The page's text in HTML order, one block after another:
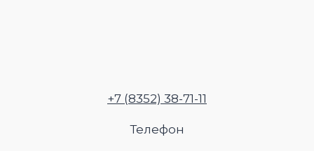
+7 (8352) 38-71-11
Телефон